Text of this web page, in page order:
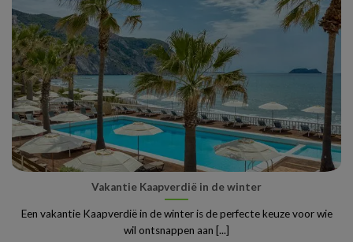
Vakantie Kaapverdië in de winter
Een vakantie Kaapverdië in de winter is de perfecte keuze voor wie
wil ontsnappen aan [...]